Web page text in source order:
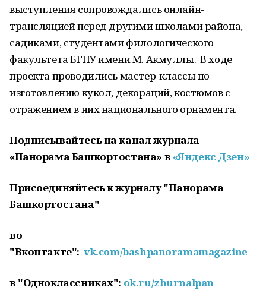
выступления сопровождались онлайн-
трансляцией перед другими школами района,
садиками, студентами филологического
факультета БГПУ имени М. Акмуллы. В ходе
проекта проводились мастер-классы по
изготовлению кукол, декораций, костюмов с
отражением в них национального орнамента.
Подписывайтесь на канал журнала
«Панорама Башкортостана» в «Яндекс Дзен»
Присоединяйтесь к журналу "Панорама
Башкортостана"
во
"Вконтакте":vk.com/bashpanoramamagazine
в "Одноклассниках": ok.ru/zhurnalpan